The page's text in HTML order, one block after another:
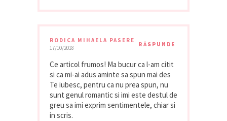
RODICA MIHAELA PASERE
17/10/2018
RĂSPUNDE
Ce articol frumos! Ma bucur ca l-am citit
si ca mi-ai adus aminte sa spun mai des
Te iubesc, pentru ca nu prea spun, nu
sunt genul romantic si imi este destul de
greu sa imi exprim sentimentele, chiar si
in scris.